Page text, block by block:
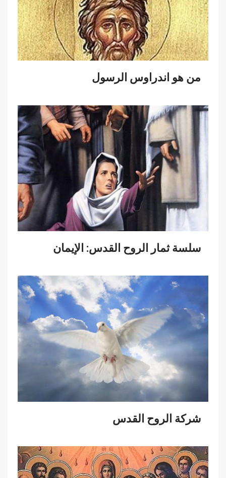
من هو اندراوس الرسول
سلسة ثمار الروح القدس: الإيمان
شركة الروح القدس